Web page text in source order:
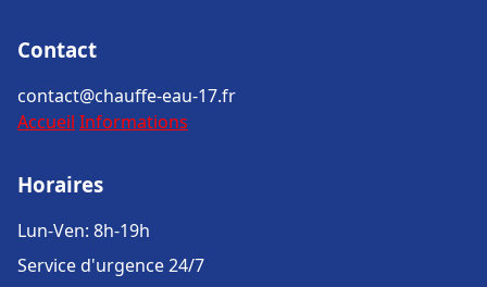
Contact
contact@chauffe-eau-17.fr
Accueil Informations
Horaires
Lun-Ven: 8h-19h
Service d'urgence 24/7